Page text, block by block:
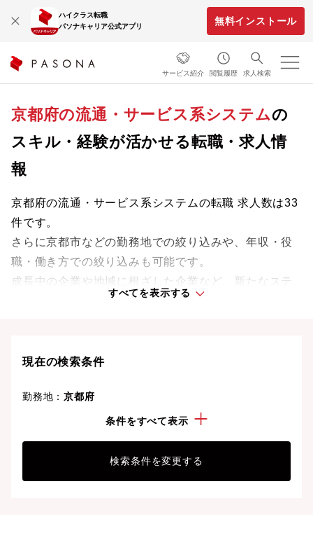
ハイクラス転職
パソナキャリア公式アプリ
無料インストール
サービス紹介 閲覧履歴 求人検索
京都府の流通・サービス系システムの
スキル・経験が活かせる転職・求人情
報
京都府の流通・サービス系システムの転職 求人数は33
件です。
さらに京都市などの勤務地での絞り込みや、年収・役
職・働き方での絞り込みも可能です。
成長中の企業や地域に根ざした企業など、新たなステ
ージで活躍するチャンスを見つけましょう。
すべてを表示する
現在の検索条件
勤務地：京都府
流通・サービス系システム
条件をすべて表示
検索条件を変更する